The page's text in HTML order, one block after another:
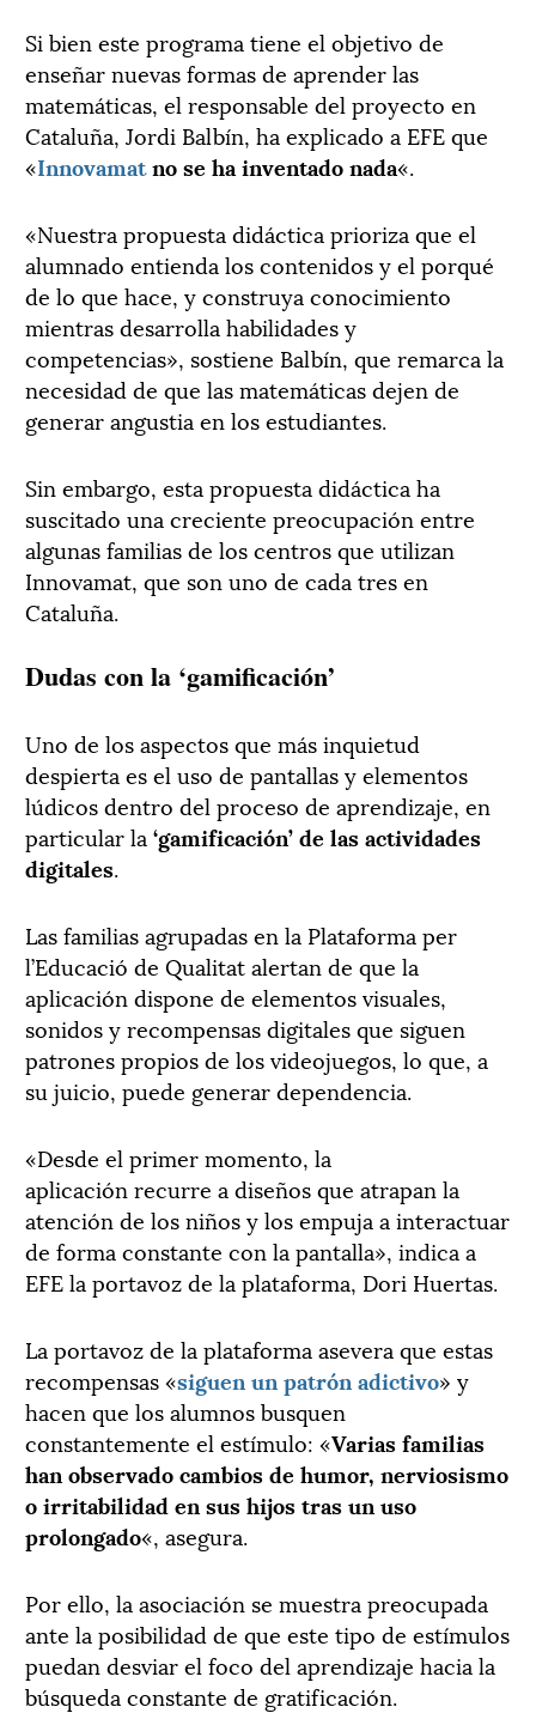
Si bien este programa tiene el objetivo de
enseñar nuevas formas de aprender las
matemáticas, el responsable del proyecto en
Cataluña, Jordi Balbín, ha explicado a EFE que
«Innovamatno se ha inventado nada«.
«Nuestra propuesta didáctica prioriza que el
alumnado entienda los contenidos y el porqué
de lo que hace, y construya conocimiento
mientras desarrolla habilidades y
competencias», sostiene Balbín, que remarca la
necesidad de que las matemáticas dejen de
generar angustia en los estudiantes.
Sin embargo, esta propuesta didáctica ha
suscitado una creciente preocupación entre
algunas familias de los centros que utilizan
Innovamat, que son uno de cada tres en
Cataluña.
Dudas con la ‘gamificación’
Uno de los aspectos que más inquietud
despierta es el uso de pantallas y elementos
lúdicos dentro del proceso de aprendizaje, en
particular la ‘gamificación’ de las actividades
digitales.
Las familias agrupadas en la Plataforma per
l’Educació de Qualitat alertan de que la
aplicación dispone de elementos visuales,
sonidos y recompensas digitales que siguen
patrones propios de los videojuegos, lo que, a
su juicio, puede generar dependencia.
«Desde el primer momento, la
aplicación recurre a diseños que atrapan la
atención de los niños y los empuja a interactuar
de forma constante con la pantalla», indica a
EFE la portavoz de la plataforma, Dori Huertas.
La portavoz de la plataforma asevera que estas
recompensas «siguen un patrón adictivo» y
hacen que los alumnos busquen
constantemente el estímulo: «Varias familias
han observado cambios de humor, nerviosismo
o irritabilidad en sus hijos tras un uso
prolongado«, asegura.
Por ello, la asociación se muestra preocupada
ante la posibilidad de que este tipo de estímulos
puedan desviar el foco del aprendizaje hacia la
búsqueda constante de gratificación.